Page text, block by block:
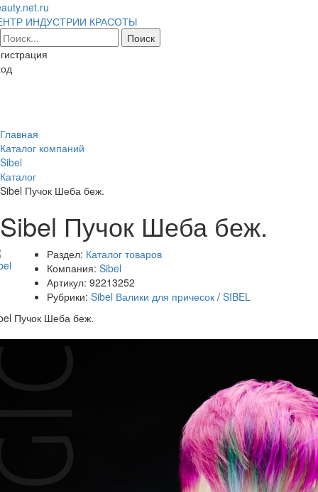
ИНДУСТРИИ КРАСОТЫ
Главная
Каталог компаний
Sibel
Каталог
Sibel Пучок Шеба беж.
Sibel Пучок Шеба беж.
Раздел: Каталог товаров
Компания: Sibel
Артикул: 92213252
Рубрики: Sibel Валики для причесок / SIBEL
Пучок Шеба беж.